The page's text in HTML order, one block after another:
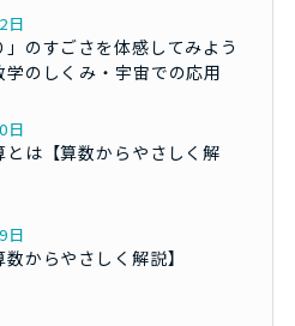
日
」のすごさを体感してみよう
学のしくみ・宇宙での応用
日
とは【算数からやさしく解
日
からやさしく解説】